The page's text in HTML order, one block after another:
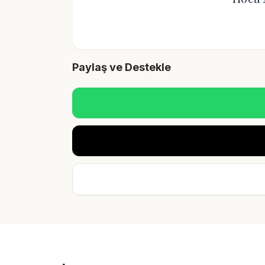
Paylaş ve Destekle